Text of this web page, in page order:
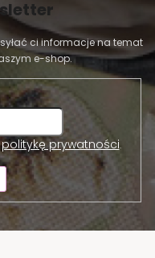
ci informacje na temat
e-shop.
politykę prywatności.